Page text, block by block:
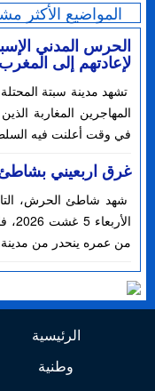
المواضيع الأكثر
لإعادتهم إلى المغرب
تشهد مدينة سبتة المحتلة
المهاجرين المغاربة
في وقت أعلنت فيه
غرق اربعيني
شهد شاطئ الحرش،
من عمره ينحدر من
الرئيسية
وطنية